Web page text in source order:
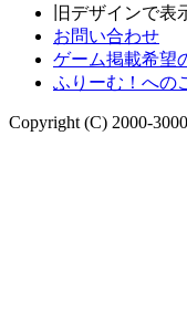
旧デザインで表
お問い合わせ
ゲーム掲載希望
ふりーむ！への
Copyright (C) 2000-